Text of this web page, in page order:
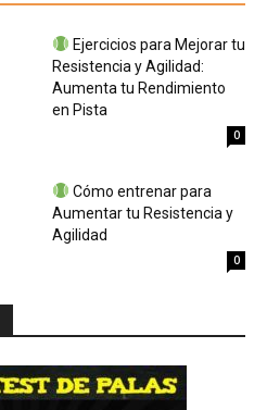
Ejercicios para Mejorar tu
Resistencia y Agilidad:
Aumenta tu Rendimiento
en Pista
0
Cómo entrenar para
Aumentar tu Resistencia y
Agilidad
0